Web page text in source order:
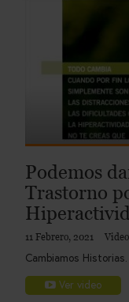
Podemos
Trastorno
11 Febrero, 2021 Video
Cambiamos
Ver video